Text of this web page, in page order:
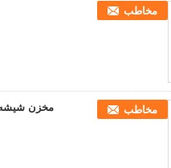
مخاطب
مخزن شیشه مخاطب